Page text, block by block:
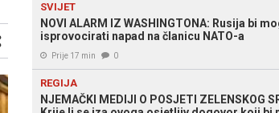
SVIJET
NOVI ALARM IZ WASHINGTONA: Rusija bi
isprovocirati napad na članicu NATO-a
Prije 17 min 0
REGIJA
NJEMAČKI MEDIJI O POSJETI ZELENSKOG